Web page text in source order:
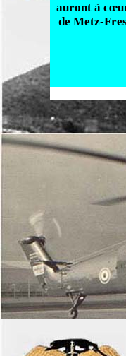
auront à
de Metz-